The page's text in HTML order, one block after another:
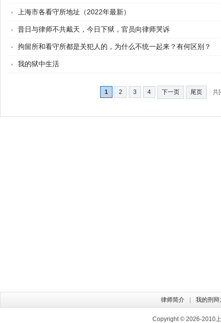
上海市各看守所地址（2022年最新）
昔日与律师不共戴天，今日下狱，官员向律师哭诉
拘留所和看守所都是关犯人的，为什么不统一起来？有何区别？
我的狱中生活
1 2 3 4 下一页 尾页 共
律师简介 我的刑辩
Copyright © 2026-2010